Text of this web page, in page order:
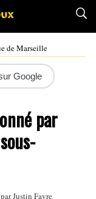
de Marseille
Google
par
Justin Favre